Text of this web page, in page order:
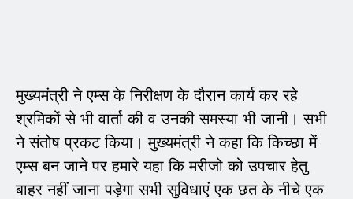
मुख्यमंत्री ने एम्स के निरीक्षण के दौरान कार्य कर रहे
श्रमिकों से भी वार्ता की व उनकी समस्या भी जानी। सभी
ने संतोष प्रकट किया। मुख्यमंत्री ने कहा कि किच्छा में
एम्स बन जाने पर हमारे यहा कि मरीजो को उपचार हेतु
बाहर नहीं जाना पड़ेगा सभी सुविधाएं एक छत के नीचे एक